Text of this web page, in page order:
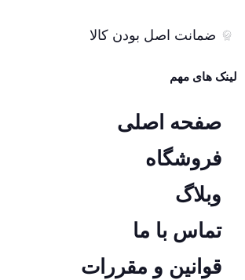
ضمانت اصل بودن کالا
لینک های مهم
صفحه اصلی
فروشگاه
وبلاگ
تماس با ما
قوانین و مقررات